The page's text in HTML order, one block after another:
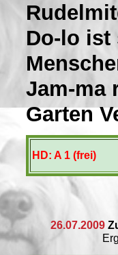
Do-lo ist
Jam-ma
Garten
HD: A 1 (frei)
26.07.2009
Ergebnis: